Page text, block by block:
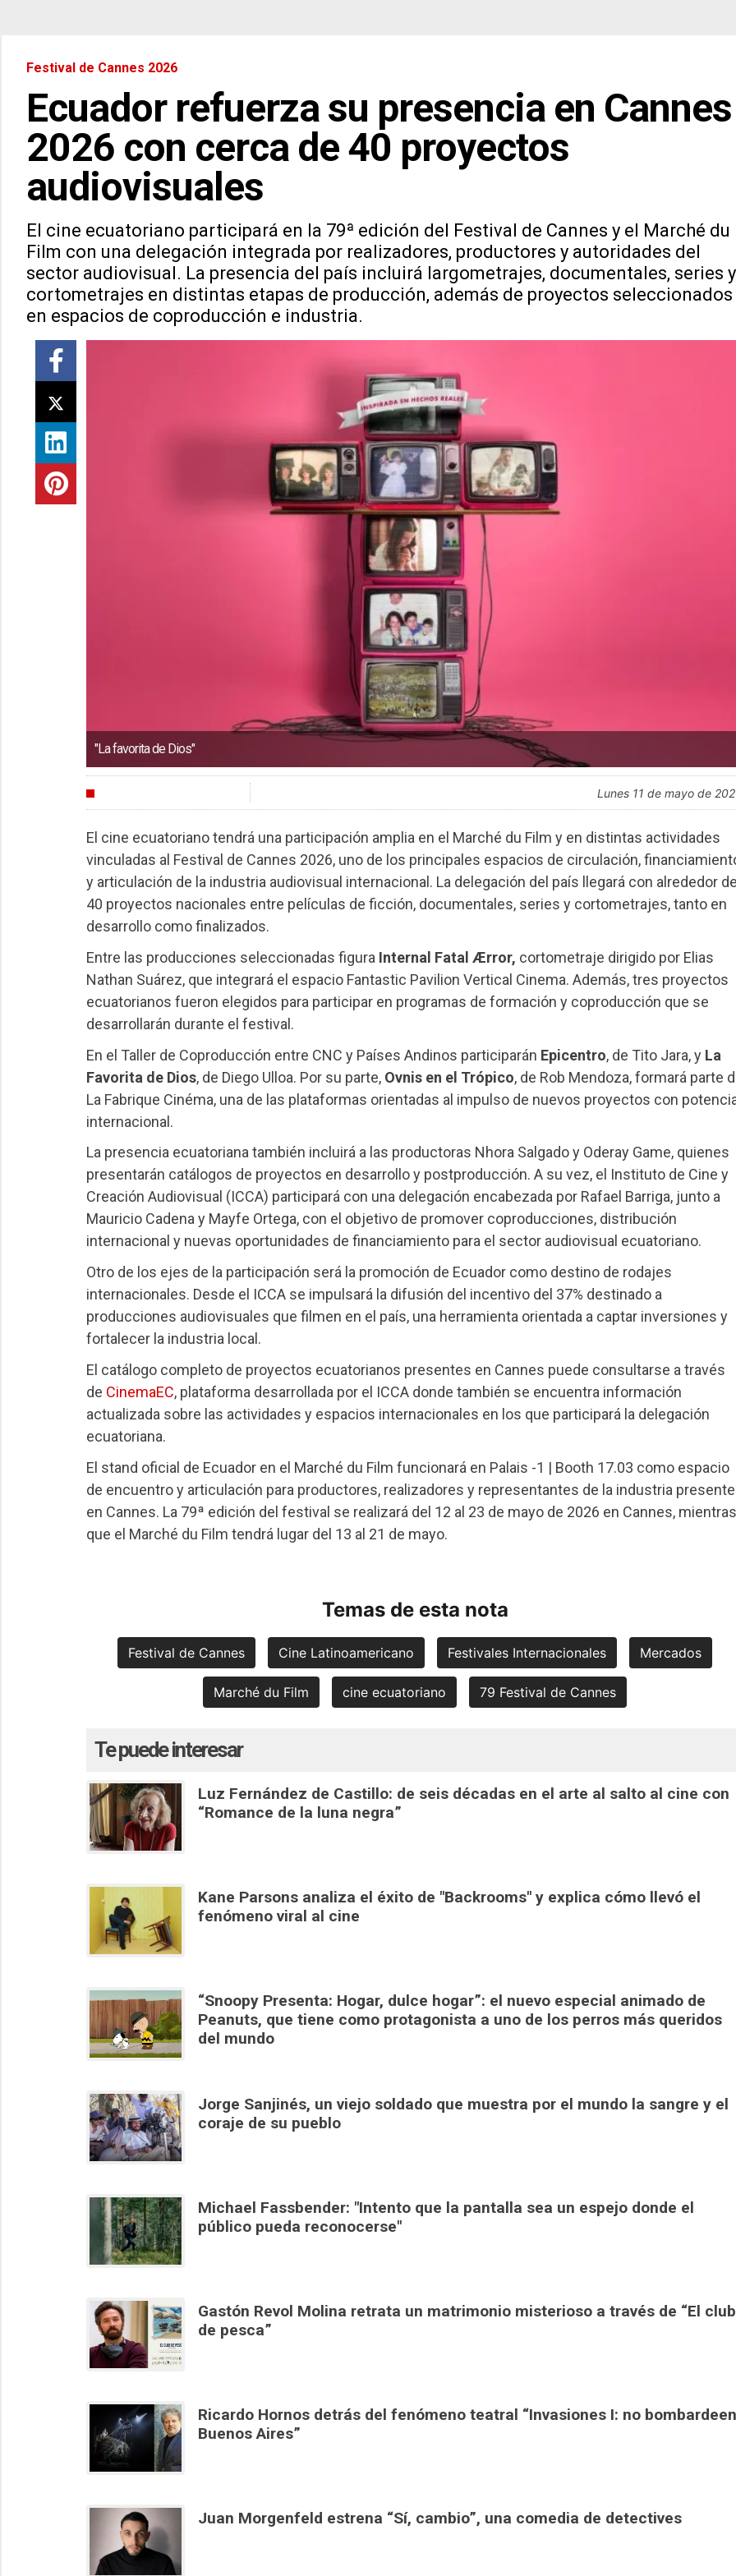
Festival de Cannes 2026
Ecuador refuerza su presencia en Cannes
2026 con cerca de 40 proyectos
audiovisuales
El cine ecuatoriano participará en la 79ª edición del Festival de Cannes y el Marché du
Film con una delegación integrada por realizadores, productores y autoridades del
sector audiovisual. La presencia del país incluirá largometrajes, documentales, series y
cortometrajes en distintas etapas de producción, además de proyectos seleccionados
en espacios de coproducción e industria.
"La favorita de Dios"
lunes 11 de mayo de
El cine ecuatoriano tendrá una participación amplia en el Marché du Film y en distintas actividades
vinculadas al Festival de Cannes 2026, uno de los principales espacios de circulación,
y articulación de la industria audiovisual internacional. La delegación del país llegará con alrededor
40 proyectos nacionales entre películas de ficción, documentales, series y cortometrajes, tanto en
desarrollo como finalizados.
Entre las producciones seleccionadas figura Internal Fatal Ærror, cortometraje dirigido por Elias
Nathan Suárez, que integrará el espacio Fantastic Pavilion Vertical Cinema. Además, tres proyectos
ecuatorianos fueron elegidos para participar en programas de formación y coproducción que se
desarrollarán durante el festival.
En el Taller de Coproducción entre CNC y Países Andinos participarán Epicentro, de Tito Jara, y La
Favorita de Dios, de Diego Ulloa. Por su parte, Ovnis en el Trópico, de Rob Mendoza, formará parte
La Fabrique Cinéma, una de las plataformas orientadas al impulso de nuevos proyectos con
internacional.
La presencia ecuatoriana también incluirá a las productoras Nhora Salgado y Oderay Game, quienes
presentarán catálogos de proyectos en desarrollo y postproducción. A su vez, el Instituto de Cine y
Creación Audiovisual (ICCA) participará con una delegación encabezada por Rafael Barriga, junto a
Mauricio Cadena y Mayfe Ortega, con el objetivo de promover coproducciones, distribución
internacional y nuevas oportunidades de financiamiento para el sector audiovisual ecuatoriano.
Otro de los ejes de la participación será la promoción de Ecuador como destino de rodajes
internacionales. Desde el ICCA se impulsará la difusión del incentivo del 37% destinado a
producciones audiovisuales que filmen en el país, una herramienta orientada a captar inversiones y
fortalecer la industria local.
El catálogo completo de proyectos ecuatorianos presentes en Cannes puede consultarse a través
de CinemaEC, plataforma desarrollada por el ICCA donde también se encuentra información
actualizada sobre las actividades y espacios internacionales en los que participará la delegación
ecuatoriana.
El stand oficial de Ecuador en el Marché du Film funcionará en Palais -1 | Booth 17.03 como espacio
de encuentro y articulación para productores, realizadores y representantes de la industria
en Cannes. La 79ª edición del festival se realizará del 12 al 23 de mayo de 2026 en Cannes, mientras
que el Marché du Film tendrá lugar del 13 al 21 de mayo.
Temas de esta nota
Festival de Cannes Cine Latinoamericano Festivales Internacionales Mercados
Marché du Film cine ecuatoriano 79 Festival de Cannes
Te puede interesar
Luz Fernández de Castillo: de seis décadas en el arte al salto al cine con
“Romance de la luna negra”
Kane Parsons analiza el éxito de "Backrooms" y explica cómo llevó el
fenómeno viral al cine
“Snoopy Presenta: Hogar, dulce hogar”: el nuevo especial animado de
Peanuts, que tiene como protagonista a uno de los perros más queridos
del mundo
Jorge Sanjinés, un viejo soldado que muestra por el mundo la sangre y el
coraje de su pueblo
Michael Fassbender: "Intento que la pantalla sea un espejo donde el
público pueda reconocerse"
Gastón Revol Molina retrata un matrimonio misterioso a través de “El club
de pesca”
Ricardo Hornos detrás del fenómeno teatral “Invasiones I: no bombardeen
Buenos Aires”
Juan Morgenfeld estrena “Sí, cambio”, una comedia de detectives